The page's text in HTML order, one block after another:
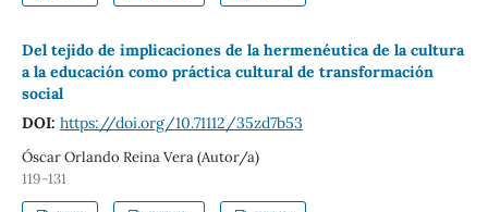
Del tejido de implicaciones de la hermenéutica de la cultura
a la educación como práctica cultural de transformación
social
DOI: https://doi.org/10.71112/35zd7b53
Óscar Orlando Reina Vera (Autor/a)
119-131